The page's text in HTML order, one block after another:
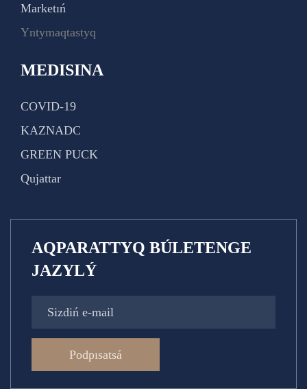
Marketıń
Yntymaqtastyq
MEDISINA
COVID-19
KAZNADC
GREEN PUCK
Qujattar
AQPARATTYQ BÚLETENGE
JAZYLÝ
Podpısatsá